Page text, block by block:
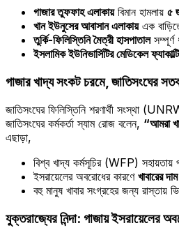
গাজার তুফফাহ এলাকায়বিমান হামলায় ৫
খান ইউনুসের আবাসান এলাকায়এক
তুর্কি-ফিলিস্তিনি মৈত্রী হাসপাতালসম্পূর্ণ
ইসলামিক ইউনিভার্সিটির মেডিকেল ফ্যাকাল্টি
গাজার খাদ্য সংকট চরমে, জাতিসংঘের
জাতিসংঘের ফিলিস্তিনি শরণার্থী সংস্থা
জাতিসংঘের কর্মকর্তা স্যাম রোজ বলেন, “আমরা
এছাড়া,
বিশ্ব খাদ্য কর্মসূচির (WFP) সহায়তায়
ইসরায়েলের অবরোধের কারণে খাবারের
বহু মানুষ খাবার সংগ্রহের জন্য রাস্তায়
যুক্তরাজ্যের নিন্দা: গাজায় ইসরায়েলের